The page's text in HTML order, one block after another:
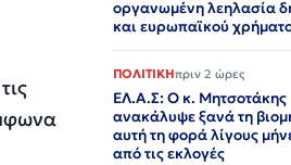
οργανωμένη λεηλασία
και ευρωπαϊκού
ΠΟΛΙΤΙΚΗπριν 2 ώρες
ΕΛ.Α.Σ: Ο κ. Μητσοτάκης
ανακάλυψε ξανά τη
αυτή τη φορά λίγους
από τις εκλογές